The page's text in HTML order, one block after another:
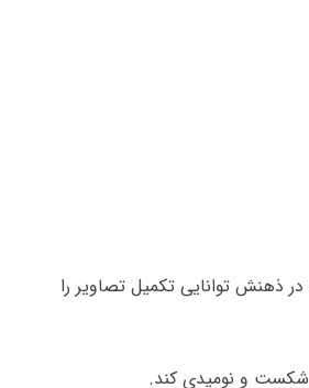
ذهنش توانایی تکمیل تصاویر را
شکست و نومیدی کند.